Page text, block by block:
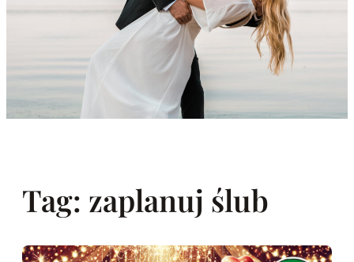
Tag: zaplanuj ślub